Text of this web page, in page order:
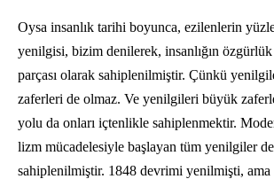
Oysa insanlık tarihi boyunca, ezilen­lerin
yenilgisi, bizim denilerek, insanlığın
parçası olarak sahiplenilmiştir. Çünkü
zaferleri de olmaz. Ve yenilgileri büyük
yolu da onları içtenlikle sahiplenmektir.
lizm mücadelesiyle başlayan tüm yenilgiler
sahiplenilmiştir. 1848 devrimi yenilmişti,